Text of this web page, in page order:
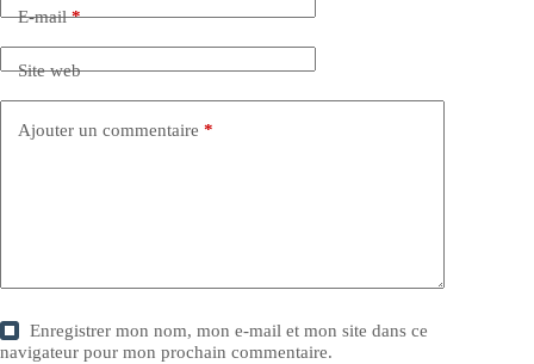
E-mail*
Site web
Ajouter un commentaire *
Enregistrer mon nom, mon e-mail et mon site dans ce
navigateur pour mon prochain commentaire.